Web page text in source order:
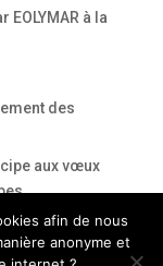
à la
des
aux vœux
afin de nous
anonyme et